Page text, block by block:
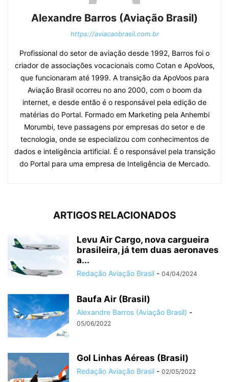
Alexandre Barros (Aviação Brasil)
https://aviacaobrasil.com.br
Profissional do setor de aviação desde 1992, Barros foi o
criador de associações vocacionais como Cotan e ApoVoos,
que funcionaram até 1999. A transição da ApoVoos para
Aviação Brasil ocorreu no ano 2000, com o boom da
internet, e desde então é o responsável pela edição de
matérias do Portal. Formado em Marketing pela Anhembi
Morumbi, teve passagens por empresas do setor e de
tecnologia, onde se especializou com conhecimentos de
dados e inteligência artificial. É o responsável pela transição
do Portal para uma empresa de Inteligência de Mercado.
ARTIGOS RELACIONADOS
Levu Air Cargo, nova cargueira
brasileira, já tem duas aeronaves
a...
Redação Aviação Brasil - 04/04/2024
Baufa Air (Brasil)
Alexandre Barros (Aviação Brasil) -
05/06/2022
Gol Linhas Aéreas (Brasil)
Redação Aviação Brasil - 02/05/2022